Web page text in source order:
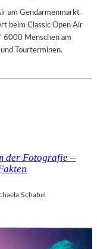
am Gendarmenmarkt
beim Classic Open Air
6000 Menschen am
Tourterminen.
der Fotografie –
Schabel